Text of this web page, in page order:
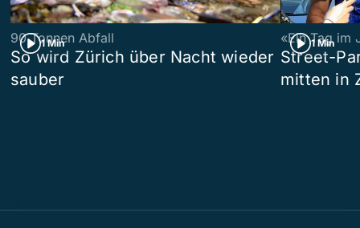
1 Min
90 Tonnen Abfall
So wird Zürich über Nacht wieder
sauber
1 Min
«Ein Tag im
Street-
mitten in